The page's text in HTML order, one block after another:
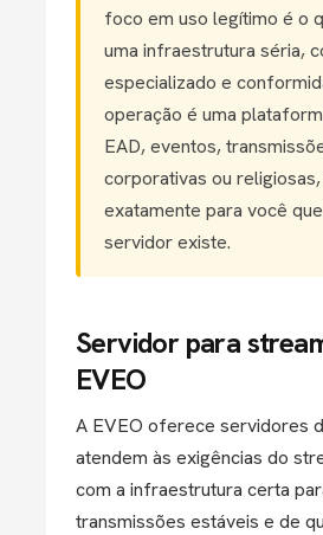
foco em uso legítimo é o
uma infraestrutura séria,
especializado e
operação é uma
EAD, eventos,
corporativas ou
exatamente para você
servidor existe.
Servidor para
EVEO
A EVEO oferece servidores
atendem às exigências do
com a infraestrutura certa
transmissões estáveis e de